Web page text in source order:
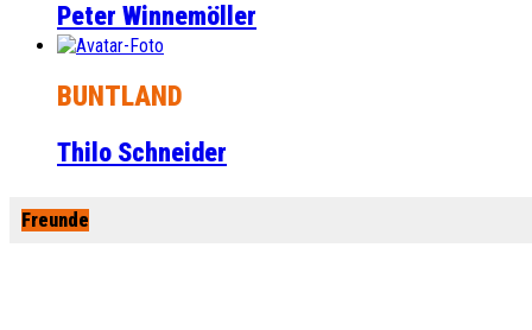
Peter Winnemöller
BUNTLAND
Thilo Schneider
Freunde